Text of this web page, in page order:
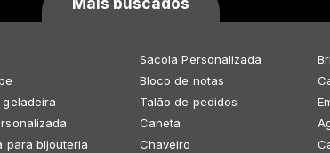
geladeira
para bijouteria
Sacola Personalizada
Bloco de notas
Talão de pedidos
Caneta
Chaveiro